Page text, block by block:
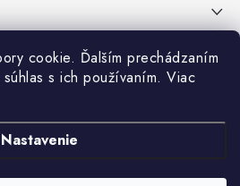
cookie. Ďalším prechádzaním
s ich používaním. Viac
Nastavenie
a prečo je výmena sprchového kúta